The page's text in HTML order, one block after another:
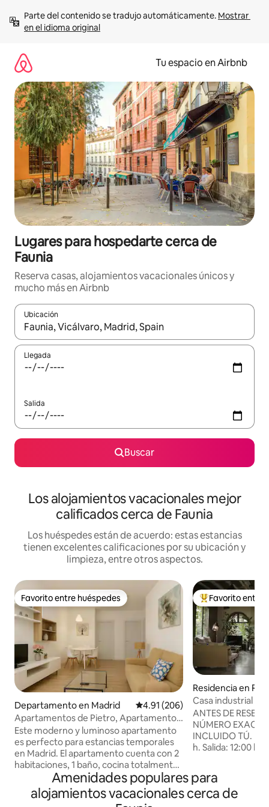
contenido
Parte del contenido se tradujo automáticamente. Mostrar
en el idioma original
Tu espacio en Airbnb
Lugares para hospedarte cerca de
Faunia
Reserva casas, alojamientos vacacionales únicos y
mucho más en Airbnb
Ubicación
Cuando los resultados estén disponibles, podrás navegar
Llegada
Salida
Buscar
Los alojamientos vacacionales mejor
calificados cerca de Faunia
Los huéspedes están de acuerdo: estas estancias
tienen excelentes calificaciones por su ubicación y
limpieza, entre otros aspectos.
Favorito entre huéspedes
Favorito entre huéspedes
Departamento en Madrid Calificación promedio: 4.91 de
4.91 (206)
Apartamentos de Pietro, Apartamento
con 2 camas
Este moderno y luminoso apartamento
es perfecto para estancias temporales
en Madrid. El apartamento cuenta con 2
habitaciones, 1 baño, cocina totalmente
equipada, aire acondicionado y
calefacción, además de Wi-Fi de alta
velocidad y televisión de pantalla plana.
De los mejores
Favorito entre
Residencia en
Casa industrial
ANTES DE
NÚMERO
INCLUIDO TÚ. Registro de llegada: 15:00
h. Salida: 12:00 h. IMPORTANTE:
SESIONES DE
PELÍCULAS,
Amenidades populares para
alojamientos vacacionales cerca de